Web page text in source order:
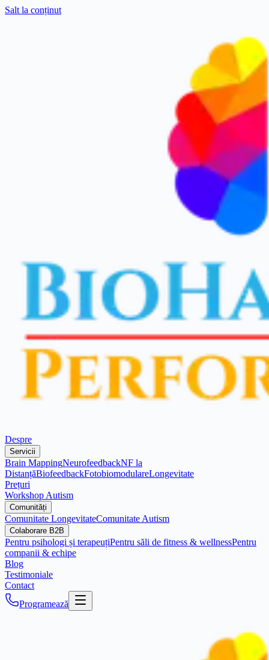
Salt la conținut
Despre
Servicii
Brain MappingNeurofeedbackNF la
DistanțăBiofeedbackFotobiomodulareLongevitate
Prețuri
Workshop Autism
Comunități
Comunitate LongevitateComunitate Autism
Colaborare B2B
Pentru psihologi și terapeuțiPentru săli de fitness & wellnessPentru
companii & echipe
Blog
Testimoniale
Contact
Programează